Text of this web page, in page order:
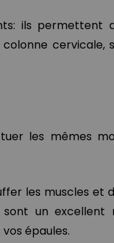
ils permettent
cervicale,
les mêmes
les muscles et
un excellent
épaules.